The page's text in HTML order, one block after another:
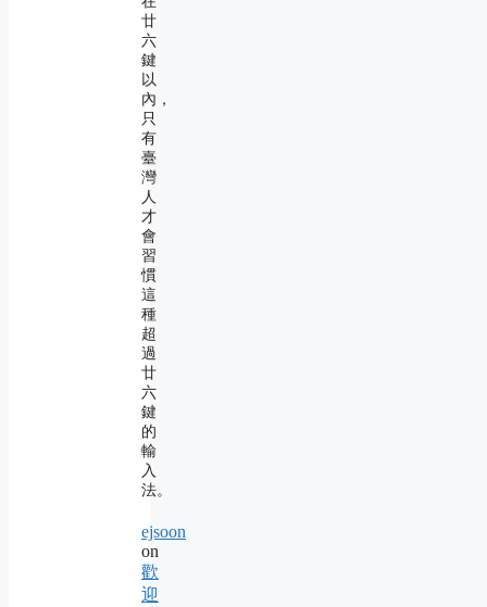
廿
六
鍵
以
內，
只
有
臺
灣
人
才
會
習
慣
這
種
超
過
廿
六
鍵
的
輸
入
法。
ejsoon
on
歡
迎